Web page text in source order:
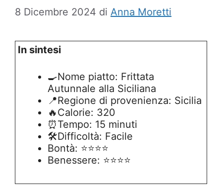
8 Dicembre 2024 di Anna Moretti
In sintesi
🍳Nome piatto: Frittata
Autunnale alla Siciliana
📍Regione di provenienza: Sicilia
🔥Calorie: 320
⏰Tempo: 15 minuti
🛠️Difficoltà: Facile
Bontà: ⭐⭐⭐⭐
Benessere: ⭐⭐⭐⭐